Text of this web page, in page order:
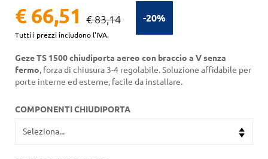
-20%
€ 66,51 € 83,14
Tutti i prezzi includono l'IVA.
Geze TS 1500 chiudiporta aereo con braccio a V senza
fermo, forza di chiusura 3-4 regolabile. Soluzione affidabile per
porte interne ed esterne, facile da installare.
COMPONENTI CHIUDIPORTA